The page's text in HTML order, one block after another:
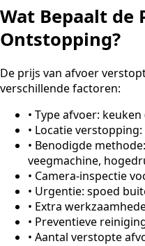
Wat Bepaalt de
Ontstopping?
De prijs van afvoer
verschillende factoren:
• Type afvoer:
• Locatie
• Benodigde
veegmachine,
• Camera-inspectie
• Urgentie: spoed
• Extra
• Preventieve
• Aantal verstopte